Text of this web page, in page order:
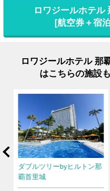
ロワジールホテル
[航空券＋宿
ロワジールホテル 那
はこちらの施設
ダブルツリーbyヒルトン那
覇首里城